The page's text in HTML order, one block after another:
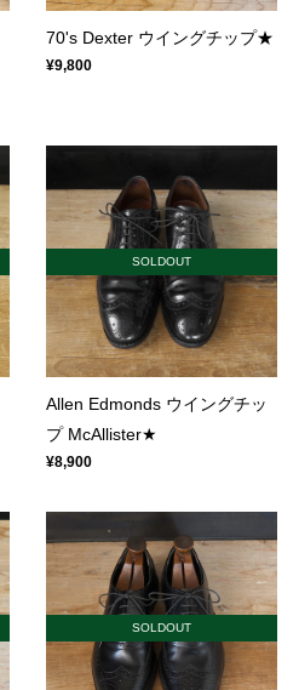
70's Dexter ウイングチップ★
¥9,800
SOLDOUT
Allen Edmonds ウイングチッ
プ McAllister★
¥8,900
SOLDOUT